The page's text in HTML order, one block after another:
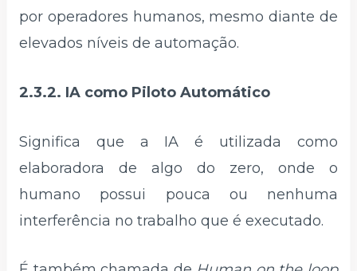
por operadores humanos, mesmo diante de
elevados níveis de automação.
2.3.2. IA como Piloto Automático
Significa que a IA é utilizada como
elaboradora de algo do zero, onde o
humano possui pouca ou nenhuma
interferência no trabalho que é executado.